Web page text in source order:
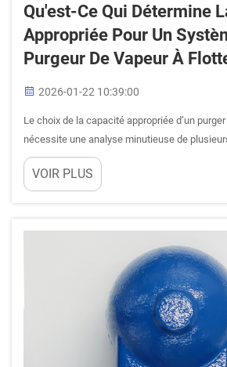
Qu'est-Ce Qui Détermine
Appropriée Pour Un
Purgeur De Vapeur À
2026-01-22 10:39:00
Le choix de la capacité appropriée d’un
nécessite une analyse minutieuse de
qui influencent directement l’efficacité
opérationnels. Les ingénieurs et les
VOIR PLUS